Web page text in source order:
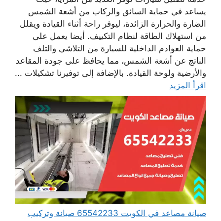
يساعد في حماية السائق والركاب من أشعة الشمس
الضارة والحرارة الزائدة، ليوفر راحة أثناء القيادة ويقلل
من استهلاك الطاقة لنظام التكييف. أيضا يعمل على
حماية العوادم الداخلية للسيارة من التلاشي والتلف
الناتج عن أشعة الشمس، مما يحافظ على جودة المقاعد
والأرضية ولوحة القيادة. بالإضافة إلى توفيرنا تشكيلات ...
اقرأ المزيد
صيانة مصاعد في الكويت 65542233 صيانة وتركيب